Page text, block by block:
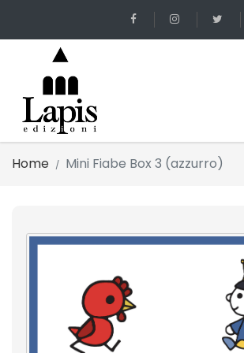
Home Mini Fiabe Box 3 (azzurro)